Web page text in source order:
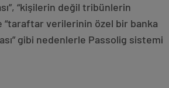
“kişilerin değil tribünlerin
“taraftar verilerinin özel bir banka
gibi nedenlerle Passolig sistemi